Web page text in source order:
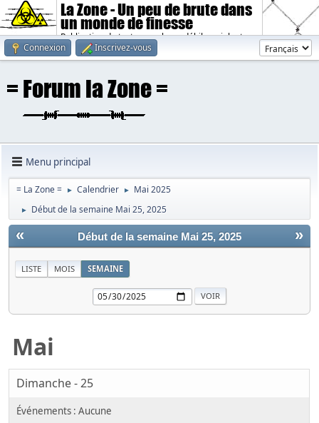
La Zone - Un peu de brute dans
un monde de finesse
Publication de textes sombres, débiles, violents.
Connexion
Inscrivez-vous
Menu principal
= La Zone = ► Calendrier ► Mai 2025
► Début de la semaine Mai 25, 2025
« »
Début de la semaine Mai 25, 2025
LISTE MOIS SEMAINE
Mai
Dimanche - 25